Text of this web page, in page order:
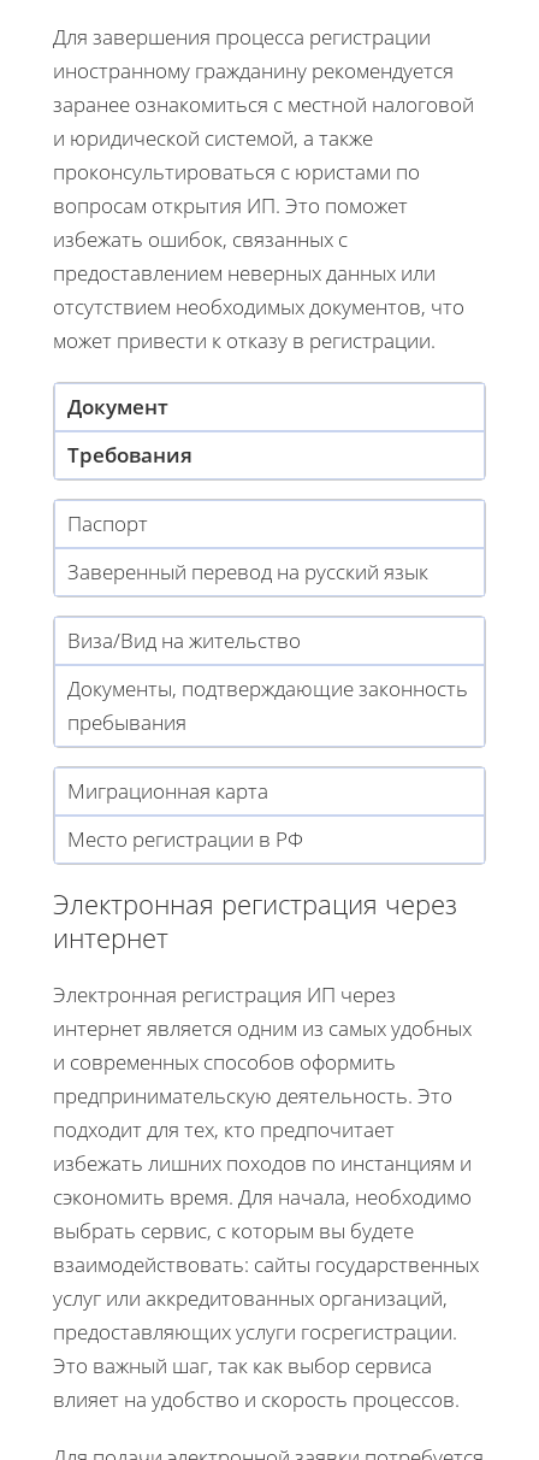
Для завершения процесса регистрации
иностранному гражданину рекомендуется
заранее ознакомиться с местной налоговой
и юридической системой, а также
проконсультироваться с юристами по
вопросам открытия ИП. Это поможет
избежать ошибок, связанных с
предоставлением неверных данных или
отсутствием необходимых документов, что
может привести к отказу в регистрации.
Документ
Требования
Паспорт
Заверенный перевод на русский язык
Виза/Вид на жительство
Документы, подтверждающие законность
пребывания
Миграционная карта
Место регистрации в РФ
Электронная регистрация через
интернет
Электронная регистрация ИП через
интернет является одним из самых удобных
и современных способов оформить
предпринимательскую деятельность. Это
подходит для тех, кто предпочитает
избежать лишних походов по инстанциям и
сэкономить время. Для начала, необходимо
выбрать сервис, с которым вы будете
взаимодействовать: сайты государственных
услуг или аккредитованных организаций,
предоставляющих услуги госрегистрации.
Это важный шаг, так как выбор сервиса
влияет на удобство и скорость процессов.